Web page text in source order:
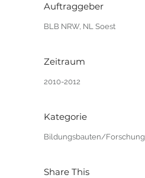
Auftraggeber
BLB NRW, NL Soest
Zeitraum
2010-2012
Kategorie
Bildungsbauten/Forschung
Share This